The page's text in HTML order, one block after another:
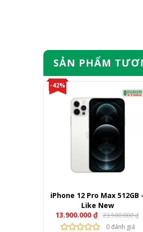
SẢN PHẨM
-42%
iPhone 12 Pro Max 512GB
Like New
13.900.000 ₫ 23.500.000₫
0 đánh giá